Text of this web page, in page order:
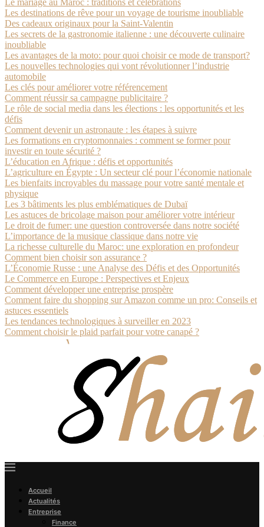
Le mariage au Maroc : traditions et célébrations
Les destinations de rêve pour un voyage de tourisme inoubliable
Des cadeaux originaux pour la Saint-Valentin
Les secrets de la gastronomie italienne : une découverte culinaire
inoubliable
Les avantages de la moto: pour quoi choisir ce mode de transport?
Les nouvelles technologies qui vont révolutionner l’industrie
automobile
Les clés pour améliorer votre référencement
Comment réussir sa campagne publicitaire ?
Le rôle de social media dans les élections : les opportunités et les
défis
Comment devenir un astronaute : les étapes à suivre
Les formations en cryptomonnaies : comment se former pour
investir en toute sécurité ?
L’éducation en Afrique : défis et opportunités
L’agriculture en Égypte : Un secteur clé pour l’économie nationale
Les bienfaits incroyables du massage pour votre santé mentale et
physique
Les 3 bâtiments les plus emblématiques de Dubaï
Les astuces de bricolage maison pour améliorer votre intérieur
Le droit de fumer: une question controversée dans notre société
L’importance de la musique classique dans notre vie
La richesse culturelle du Maroc: une exploration en profondeur
Comment bien choisir son assurance ?
L’Économie Russe : une Analyse des Défis et des Opportunités
Le Commerce en Europe : Perspectives et Enjeux
Comment développer une entreprise prospère
Comment faire du shopping sur Amazon comme un pro: Conseils et
astuces essentiels
Les tendances technologiques à surveiller en 2023
Comment choisir le plaid parfait pour votre canapé ?
Accueil
Actualités
Entreprise
Finance